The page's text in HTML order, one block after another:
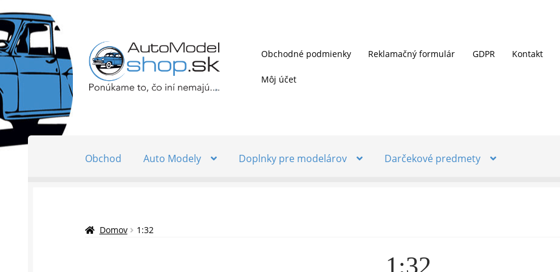
Preskočiť
na
navigáciu
Preskočiť
na
obsah
Obchodné podmienky Reklamačný formulár GDPR Kontakt
Môj účet
Obchod Auto Modely Doplnky pre modelárov Darčekové predmety
Domov 1:32
1:32